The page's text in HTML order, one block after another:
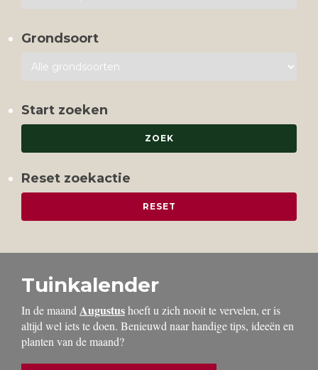
Grondsoort
Start zoeken
Reset zoekactie
Tuinkalender
In de maand Augustushoeft u zich nooit te vervelen, er is
altijd wel iets te doen. Benieuwd naar handige tips, ideeën en
planten van de maand?